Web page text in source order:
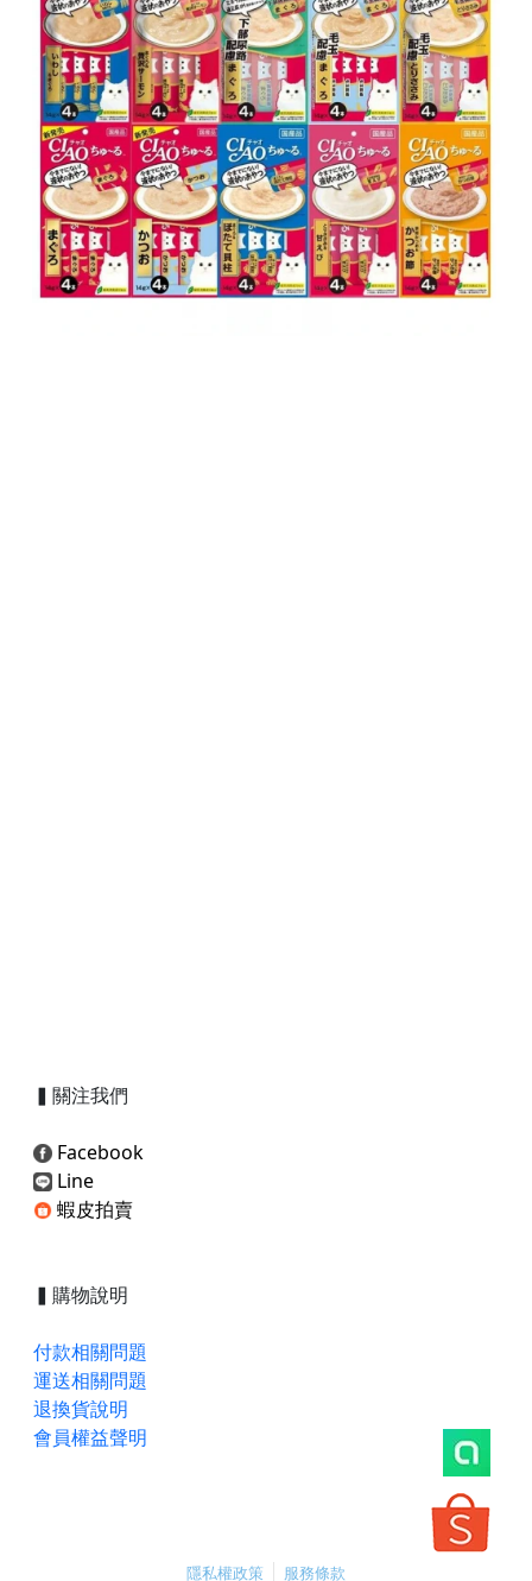
▍ 關注我們
Facebook
Line
蝦皮拍賣
▍ 購物說明
付款相關問題
運送相關問題
退換貨說明
會員權益聲明
隱私權政策 服務條款